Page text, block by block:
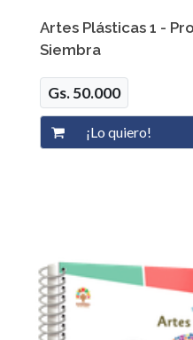
Artes Plásticas 1 -
Siembra
Gs. 50.000